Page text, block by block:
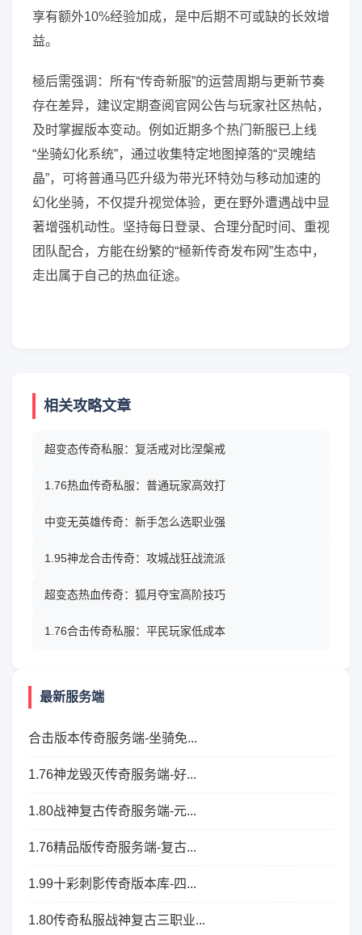
享有额外10%经验加成，是中后期不可或缺的长效增
益。
極后需强调：所有“传奇新服”的运营周期与更新节奏
存在差异，建议定期查阅官网公告与玩家社区热帖，
及时掌握版本变动。例如近期多个热门新服已上线
“坐骑幻化系统”，通过收集特定地图掉落的“灵魄结
晶”，可将普通马匹升级为带光环特効与移动加速的
幻化坐骑，不仅提升视觉体验，更在野外遭遇战中显
著增强机动性。坚持每日登录、合理分配时间、重视
团队配合，方能在纷繁的“極新传奇发布网”生态中，
走出属于自己的热血征途。
相关攻略文章
超变态传奇私服：复活戒对比涅槃戒
1.76热血传奇私服：普通玩家高效打
中变无英雄传奇：新手怎么选职业强
1.95神龙合击传奇：攻城战狂战流派
超变态热血传奇：狐月夺宝高阶技巧
1.76合击传奇私服：平民玩家低成本
最新服务端
合击版本传奇服务端-坐骑免...
1.76神龙毁灭传奇服务端-好...
1.80战神复古传奇服务端-元...
1.76精品版传奇服务端-复古...
1.99十彩刺影传奇版本库-四...
1.80传奇私服战神复古三职业...